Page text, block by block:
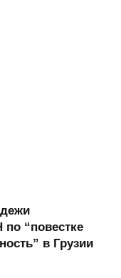
“повестке
в Грузии